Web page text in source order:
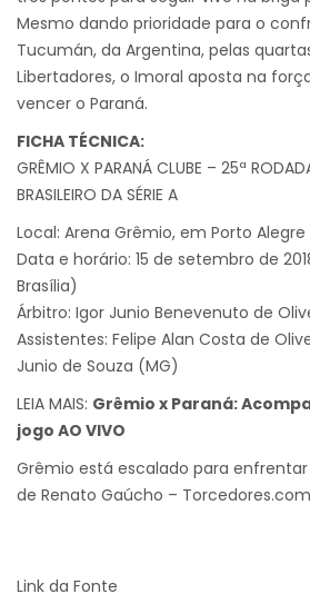
Mesmo dando prioridade para o
Tucumán, da Argentina, pelas
Libertadores, o Imoral aposta na
vencer o Paraná.
FICHA TÉCNICA:
GRÊMIO X PARANÁ CLUBE – 25ª
BRASILEIRO DA SÉRIE A
Local: Arena Grêmio, em Porto Alegre
Data e horário: 15 de setembro de
Brasília)
Árbitro: Igor Junio Benevenuto de
Assistentes: Felipe Alan Costa de
Junio de Souza (MG)
LEIA MAIS: Grêmio x Paraná:
jogo AO VIVO
Grêmio está escalado para
de Renato Gaúcho –
Link da Fonte